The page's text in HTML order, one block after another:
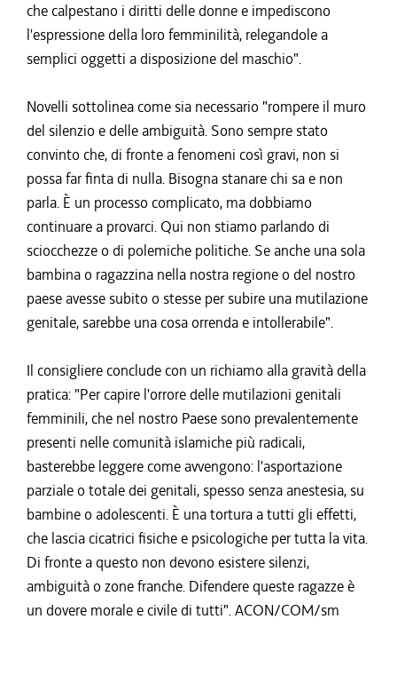
che calpestano i diritti delle donne e impediscono
l'espressione della loro femminilità, relegandole a
semplici oggetti a disposizione del maschio".
Novelli sottolinea come sia necessario "rompere il muro
del silenzio e delle ambiguità. Sono sempre stato
convinto che, di fronte a fenomeni così gravi, non si
possa far finta di nulla. Bisogna stanare chi sa e non
parla. È un processo complicato, ma dobbiamo
continuare a provarci. Qui non stiamo parlando di
sciocchezze o di polemiche politiche. Se anche una sola
bambina o ragazzina nella nostra regione o del nostro
paese avesse subito o stesse per subire una mutilazione
genitale, sarebbe una cosa orrenda e intollerabile".
Il consigliere conclude con un richiamo alla gravità della
pratica: "Per capire l'orrore delle mutilazioni genitali
femminili, che nel nostro Paese sono prevalentemente
presenti nelle comunità islamiche più radicali,
basterebbe leggere come avvengono: l'asportazione
parziale o totale dei genitali, spesso senza anestesia, su
bambine o adolescenti. È una tortura a tutti gli effetti,
che lascia cicatrici fisiche e psicologiche per tutta la vita.
Di fronte a questo non devono esistere silenzi,
ambiguità o zone franche. Difendere queste ragazze è
un dovere morale e civile di tutti". ACON/COM/sm